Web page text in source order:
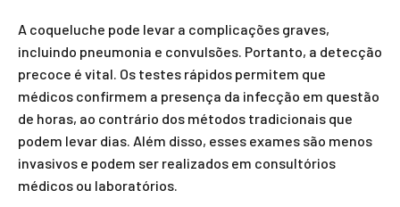
A coqueluche pode levar a complicações graves,
incluindo pneumonia e convulsões. Portanto, a detecção
precoce é vital. Os testes rápidos permitem que
médicos confirmem a presença da infecção em questão
de horas, ao contrário dos métodos tradicionais que
podem levar dias. Além disso, esses exames são menos
invasivos e podem ser realizados em consultórios
médicos ou laboratórios.